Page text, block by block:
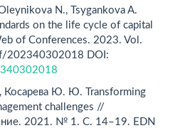
N., Tsygan­kova A.
on the life cycle of capital
of Con­ferences. 2023. Vol.
202340302018 DOI:
Косарева Ю. Ю. Tran­sforming
challen­ges //
2021. № 1. С. 14–19. EDN